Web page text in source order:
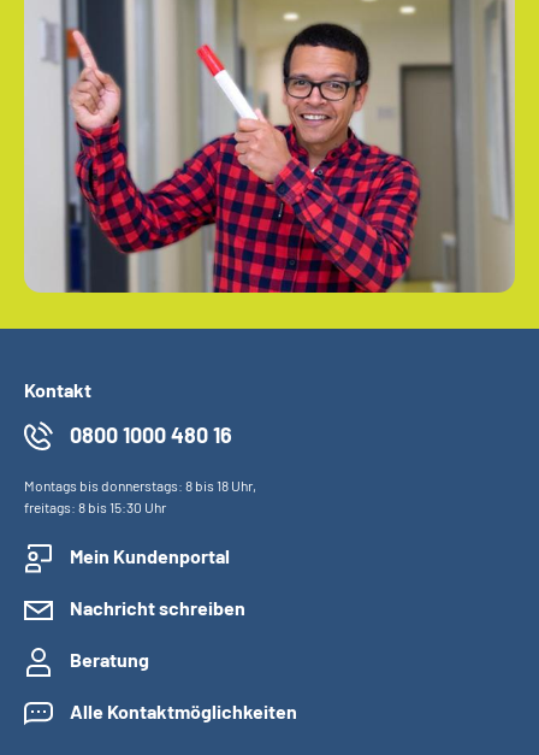
Kontakt
0800 1000 480 16
Montags bis donnerstags: 8 bis 18 Uhr,
freitags: 8 bis 15:30 Uhr
Mein Kundenportal
Nachricht schreiben
Beratung
Alle Kontaktmöglichkeiten